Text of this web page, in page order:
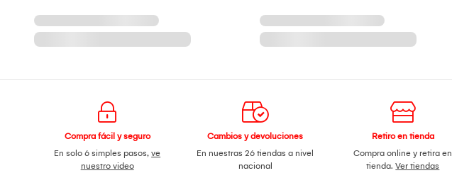
Compra fácil y seguro
En solo 6 simples pasos,ve
nuestro video
Cambios y devoluciones
En nuestras 26 tiendas a nivel
nacional
Retiro en tienda
Compra online y retira en
tienda.Ver tiendas